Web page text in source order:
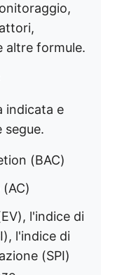
altre formule.
indicata e
segue.
(BAC)
l'indice di
l'indice di
(SPI)